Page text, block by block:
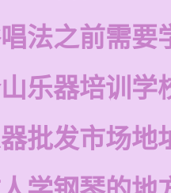
法之前需要
乐器培训学
批发市场地